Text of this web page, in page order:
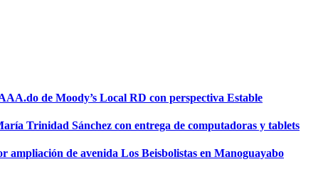
de Moody’s Local RD con perspectiva Estable
Trinidad Sánchez con entrega de computadoras y tablets
ampliación de avenida Los Beisbolistas en Manoguayabo